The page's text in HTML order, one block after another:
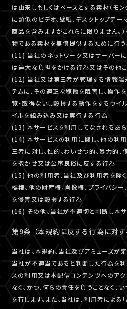
は由来しもしくはベースとする素材（モン
に類似のビデオ、壁紙、デスクトップテー
商品を含みますがこれらに限りません。
物である素材を無償提供するために行う
(11) 当社のネットワーク又はサーバーに
は過大な負担をかける行為又はその他
(12) 当社又は第三者が管理する情報端
テムに、その適正な稼働を阻害し、操作
覧・取得ないし毀損する動作をするウイ
イルを組み込み又は実行する行為
(13) 本サービスを利用してなされるあ
(14) 本サービスの利用に関し、他の利
三者に対し、性的、わいせつ的、暴力的
を抱かせ又は公序良俗に反する行為
(15) 他の利用者、当社及び利用者を除
標権、他の財産権、肖像権、プライバシ
を侵害又は毀損する行為
(16) その他、当社が不適切と判断し本
第9条 （本規約に反する行為に対す
当社は、本規約、当社及びアミューズが
当社が不適当であると判断した行為を
スの利用又は本配信コンテンツへのアク
なく、かつ、何らの責任を負うことなく
を有します。また、当社は、利用者によ